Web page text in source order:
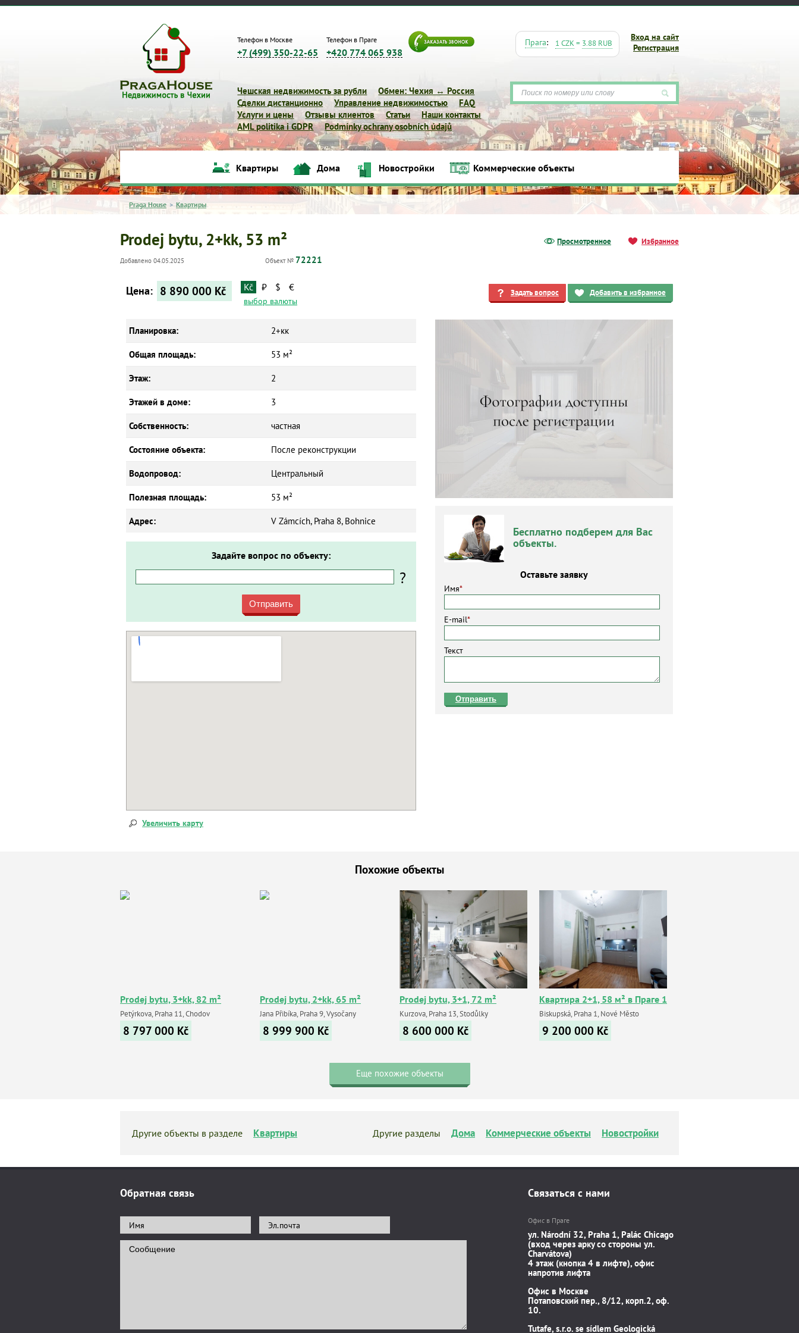
Телефон в Москве
+7 (499) 350-22-65
Телефон в Праге
+420 774 065 938
Вход на сайт
Регистрация
Прага: 1 CZK= 3.88 RUB
Чешская недвижимость за рубли
Обмен: Чехия ↔ Россия
Сделки дистанционно
Управление недвижимостью
FAQ
Услуги и цены
Отзывы клиентов Статьи
Наши контакты
AML politika i GDPR
Podmínky ochrany osobních údajů
Квартиры Новостройки Коммерческие объекты
Квартиры Дома Новостройки Коммерческие объекты
Praga House > Квартиры
Просмотренное Избранное
Prodej bytu, 2+kk, 53 m²
Добавлено 04.05.2025 Объект № 72221
Задать вопрос Добавить в избранное
Бесплатно подберем для Вас
объекты.
Оставьте заявку
Имя*
E-mail*
Текст
Отправить
Цена: 8 890 000 Kč Kč ₽ $ €
выбор валюты
Планировка: 2+кк
Общая площадь: 53 м²
Этаж: 2
Этажей в доме: 3
Собственность: частная
Состояние объекта: После реконструкции
Водопровод: Центральный
Полезная площадь: 53 м²
Адрес: V Zámcích, Praha 8, Bohnice
Задайте вопрос по объекту:
?
Отправить
Увеличить карту
Похожие объекты
Prodej bytu, 3+kk, 82 m²
Petýrkova, Praha 11, Chodov
8 797 000 Kč
Prodej bytu, 2+kk, 65 m²
Jana Přibíka, Praha 9, Vysočany
8 999 900 Kč
Prodej bytu, 3+1, 72 m²
Kurzova, Praha 13, Stodůlky
8 600 000 Kč
Квартира 2+1, 58 м² в Праге 1
Biskupská, Praha 1, Nové Město
9 200 000 Kč
Еще похожие объекты
Другие объекты в разделе Квартиры Другие разделы Дома Коммерческие объекты Новостройки
Обратная связь Связаться с нами
Офис в Праге
ул. Národní 32, Praha 1, Palác Chicago
(вход через арку со стороны ул.
Charvátova)
4 этаж (кнопка 4 в лифте), офис
напротив лифта
Офис в Москве
Потаповский пер., 8/12, корп.2, оф.
10.
Tutafe, s.r.o. se sídlem Geologická